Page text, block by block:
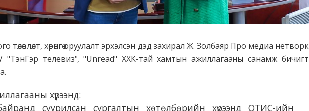
хөрөнгө оруулалт эрхэлсэн дэд захирал Ж. Золбаяр Про медиа нетворк
"ТэнГэр телевиз", "Unread" ХХК-тай хамтын ажиллагааны санамж бичигт
хүрээнд:
суурилсан сургалтын хөтөлбөрийн хүрээнд ОТИС-ийн